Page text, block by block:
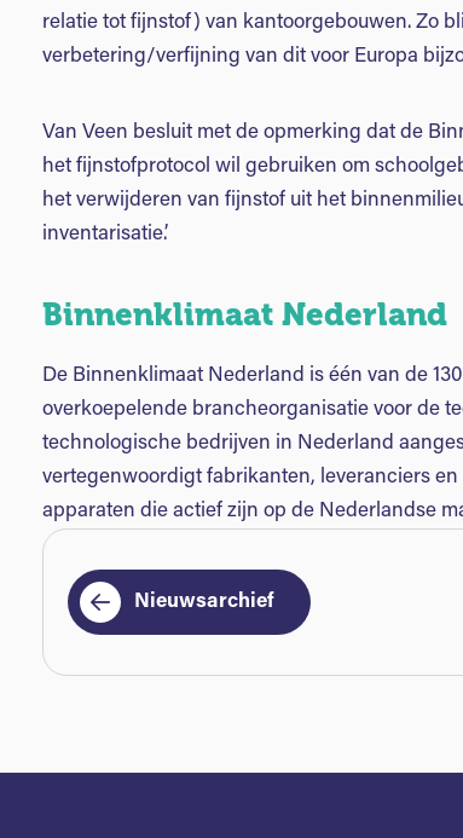
relatie tot fijnstof) van kantoorgebouwen. Zo
verbetering/verfijning van dit voor Europa
Van Veen besluit met de opmerking dat de
het fijnstofprotocol wil gebruiken om
het verwijderen van fijnstof uit het
inventarisatie.’
Binnenklimaat Nederland
De Binnenklimaat Nederland is één van de
overkoepelende brancheorganisatie voor de
technologische bedrijven in Nederland
vertegenwoordigt fabrikanten, leveranciers
apparaten die actief zijn op de Nederlandse
Nieuwsarchief